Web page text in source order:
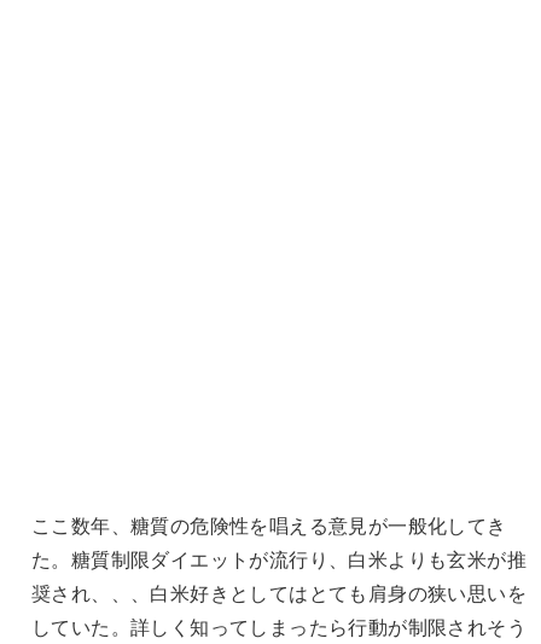
ここ数年、糖質の危険性を唱える意見が一般化してき
た。糖質制限ダイエットが流行り、白米よりも玄米が推
奨され、、、白米好きとしてはとても肩身の狭い思いを
していた。詳しく知ってしまったら行動が制限されそう